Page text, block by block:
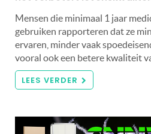
Mensen die minimaal 1 jaar
gebruiken rapporteren dat ze
ervaren, minder vaak
vooral ook een betere kwaliteit
LEES VERDER